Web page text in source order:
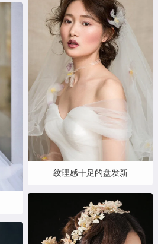
纹理感十足的盘发新